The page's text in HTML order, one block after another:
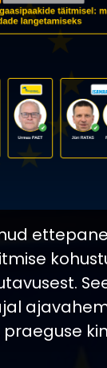
praeguse